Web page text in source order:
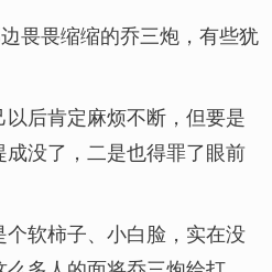
畏畏缩缩的乔三炮，有些犹
后肯定麻烦不断，但要是
没了，二是也得罪了眼前
软柿子、小白脸，实在没